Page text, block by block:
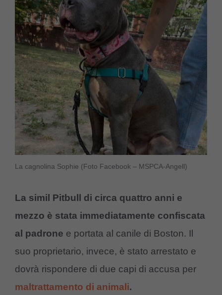
La cagnolina Sophie (Foto Facebook – MSPCA-Angell)
La simil Pitbull di circa quattro anni e
mezzo è stata immediatamente confiscata
al padrone e portata al canile di Boston. Il
suo proprietario, invece, è stato arrestato e
dovrà rispondere di due capi di accusa per
maltrattamento di animali.